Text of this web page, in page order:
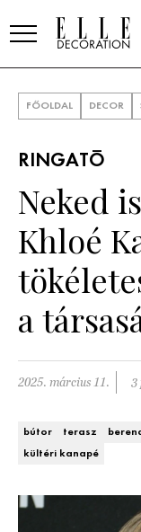
SZOBÁK
Konyha
Fürdőszoba
Nappali
Hálószoba
ÖTLETEK
Szállodák és
Lakások
FŐOLDAL DECOR
RINGATÓ
Neked
Khloé
a
2025. március 11. 3
bútor terasz
kültéri kanapé